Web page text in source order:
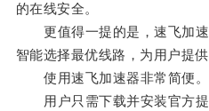
的在线安全。
更值得一提的是，速飞加速
智能选择最优线路，为用户提
使用速飞加速器非常简便。
用户只需下载并安装官方提